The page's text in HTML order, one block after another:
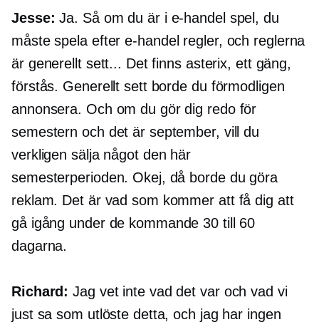
Jesse: Ja. Så om du är i e-handel spel, du
måste spela eftere-handel regler, och reglerna
är generellt sett... Det finns asterix, ett gäng,
förstås. Generellt sett borde du förmodligen
annonsera. Och om du gör dig redo för
semestern och det är september, vill du
verkligen sälja något den här
semesterperioden. Okej, då borde du göra
reklam. Det är vad som kommer att få dig att
gå igång under de kommande 30 till 60
dagarna.
Richard: Jag vet inte vad det var och vad vi
just sa som utlöste detta, och jag har ingen